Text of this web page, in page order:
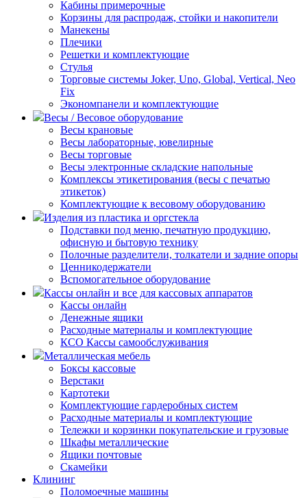
Кабины примерочные
Корзины для распродаж, стойки и накопители
Манекены
Плечики
Решетки и комплектующие
Стулья
Торговые системы Joker, Uno, Global, Vertical, Neo
Fix
Экономпанели и комплектующие
Весы / Весовое оборудование
Весы крановые
Весы лабораторные, ювелирные
Весы торговые
Весы электронные складские напольные
Комплексы этикетирования (весы с печатью
этикеток)
Комплектующие к весовому оборудованию
Изделия из пластика и оргстекла
Подставки под меню, печатную продукцию,
офисную и бытовую технику
Полочные разделители, толкатели и задние опоры
Ценникодержатели
Вспомогательное оборудование
Кассы онлайн и все для кассовых аппаратов
Кассы онлайн
Денежные ящики
Расходные материалы и комплектующие
КСО Кассы самообслуживания
Металлическая мебель
Боксы кассовые
Верстаки
Картотеки
Комплектующие гардеробных систем
Расходные материалы и комплектующие
Тележки и корзинки покупательские и грузовые
Шкафы металлические
Ящики почтовые
Скамейки
Клининг
Поломоечные машины